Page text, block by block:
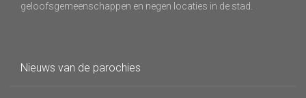
geloofsgemeenschappen en negen locaties in de stad.
Nieuws van de parochies